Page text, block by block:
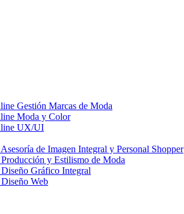
Gestión Marcas de Moda
Moda y Color
UX/UI
de Imagen Integral y Personal Shopper
y Estilismo de Moda
Gráfico Integral
Web